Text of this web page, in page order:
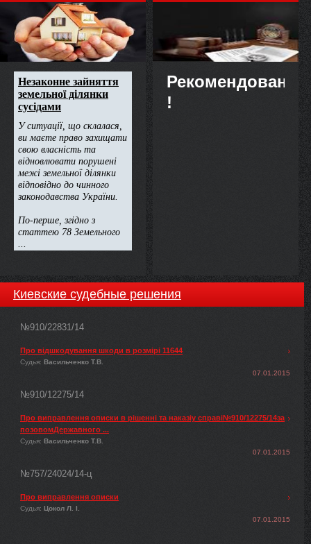
недвижимости
Рекомендовано
!
Киевские судебные решения
№910/22831/14
Про відшкодування шкоди в розмірі 11644
Судья: Васильченко Т.В.
07.01.2015
№910/12275/14
Про виправлення описки в рішенні та наказіу справі№910/12275/14за
позовомДержавного ...
Судья: Васильченко Т.В.
07.01.2015
№757/24024/14-ц
Про виправлення описки
Судья: Цокол Л. І.
07.01.2015